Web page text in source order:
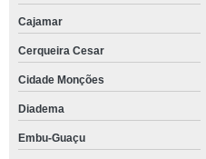
Cajamar
Cerqueira Cesar
Cidade Monções
Diadema
Embu-Guaçu